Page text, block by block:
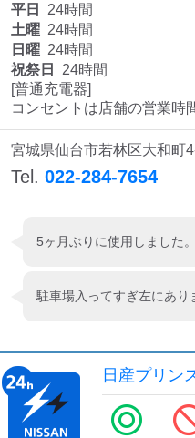
平日
24時間
土曜 24時間
日曜 24時間
祝祭日
24時間
[普通充電器]
コンセントは店舗の営業時
宮城県仙台市若林区大和町
Tel. 022-284-7654
駐車場入ってすぎ左にあり
日産プリン